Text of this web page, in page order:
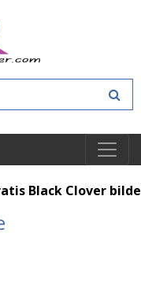
Black Clover bilde